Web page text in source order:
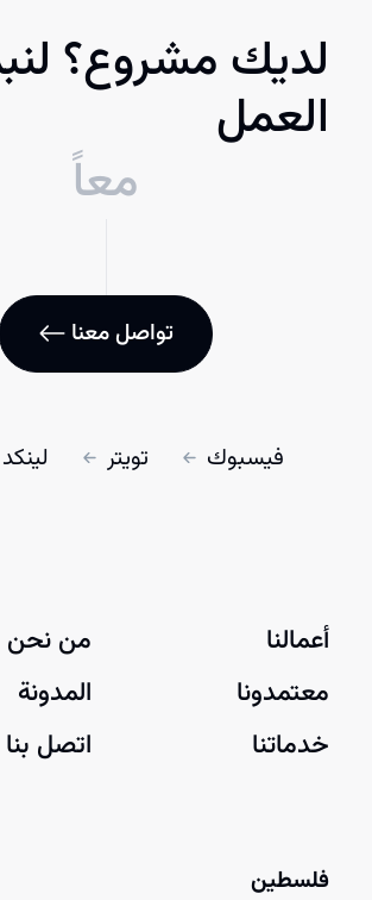
لديك مشروع؟
العمل
معاً
تواصل معنا
فيسبوك تويتر
أعمالنا
معتمدونا
خدماتنا
من نحن
المدونة
اتصل بنا
فلسطين